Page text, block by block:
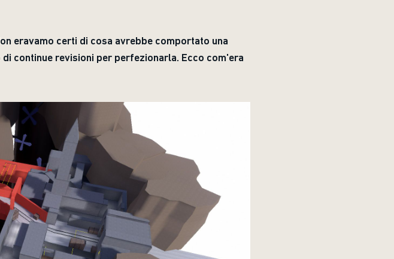
eravamo certi di cosa avrebbe comportato una
continue revisioni per perfezionarla. Ecco com'era